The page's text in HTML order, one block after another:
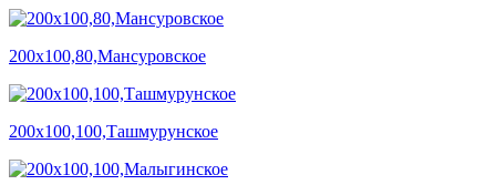
200х100,80,Мансуровское
200х100,100,Ташмурунское